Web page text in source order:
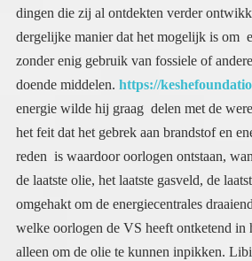
doende middelen. https://
alleen om de olie te kunnen inpikken.